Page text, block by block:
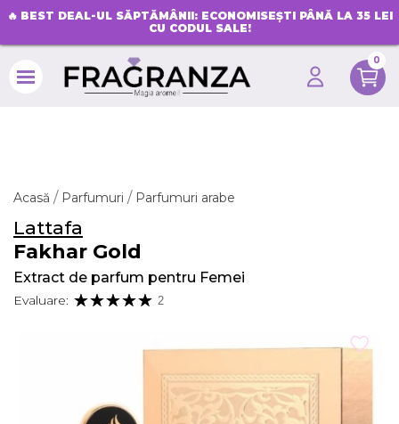
🔥 BEST DEAL-UL SĂPTĂMÂNII: ECONOMISEȘTI PÂNĂ LA 35 LEI
CU CODUL SALE!
0
Acasă Parfumuri Parfumuri arabe
Lattafa
Fakhar Gold
Extract de parfum pentru Femei
Evaluare: 2